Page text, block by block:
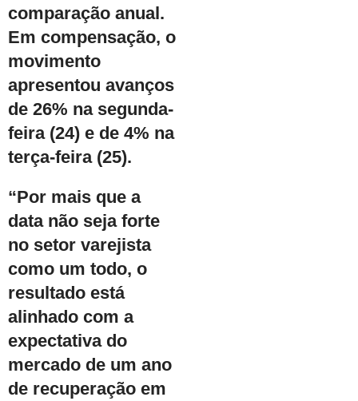
comparação anual.
Em compensação, o
movimento
apresentou avanços
de 26% na segunda-
feira (24) e de 4% na
terça-feira (25).
“Por mais que a
data não seja forte
no setor varejista
como um todo, o
resultado está
alinhado com a
expectativa do
mercado de um ano
de recuperação em